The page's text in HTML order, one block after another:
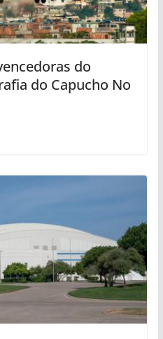
do
do Capucho No